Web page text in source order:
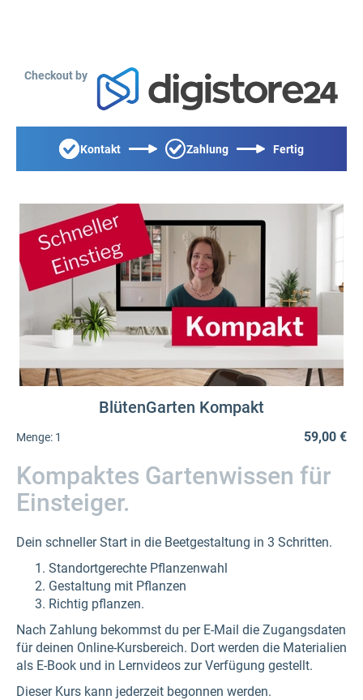
Checkout by
Kontakt Zahlung Fertig
BlütenGarten Kompakt
Menge: 1 59,00 €
Kompaktes Gartenwissen für
Einsteiger.
Dein schneller Start in die Beetgestaltung in 3 Schritten.
Standortgerechte Pflanzenwahl
Gestaltung mit Pflanzen
Richtig pflanzen.
Nach Zahlung bekommst du per E-Mail die Zugangsdaten
für deinen Online-Kursbereich. Dort werden die Materialien
als E-Book und in Lernvideos zur Verfügung gestellt.
Dieser Kurs kann jederzeit begonnen werden.